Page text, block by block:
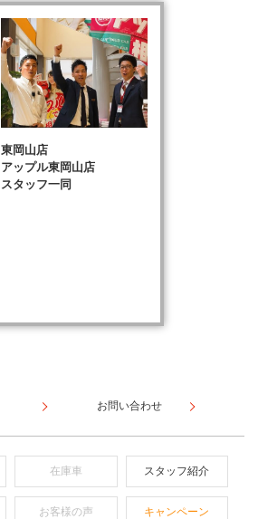
東岡山店
アップル東岡山店
スタッフ一同
お問い合わせ
在庫車 スタッフ紹介
お客様の声 キャンペーン